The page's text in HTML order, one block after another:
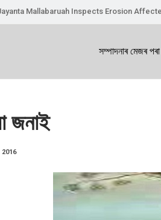
Mallabaruah Inspects Erosion
সম্পাদনাৰ মেজৰ পৰা
জনাই
2016